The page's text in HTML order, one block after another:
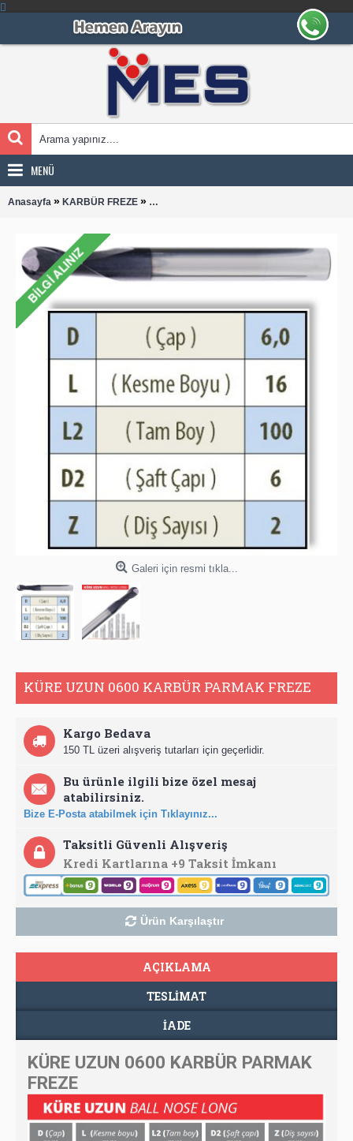
MENÜ
Anasayfa » KARBÜR FREZE » KÜRE UZUN 0600 KARBÜR PARMAK FREZE
Galeri için resmi tıkla...
KÜRE UZUN 0600 KARBÜR PARMAK FREZE
Kargo Bedava
150 TL üzeri alışveriş tutarları için geçerlidir.
Bu ürünle ilgili bize özel mesaj
atabilirsiniz.
Bize E-Posta atabilmek için Tıklayınız...
Taksitli Güvenli Alışveriş
Kredi Kartlarına +9 Taksit İmkanı
Ürün Karşılaştır
AÇIKLAMA
TESLIMAT
İADE
KÜRE UZUN 0600 KARBÜR PARMAK
FREZE